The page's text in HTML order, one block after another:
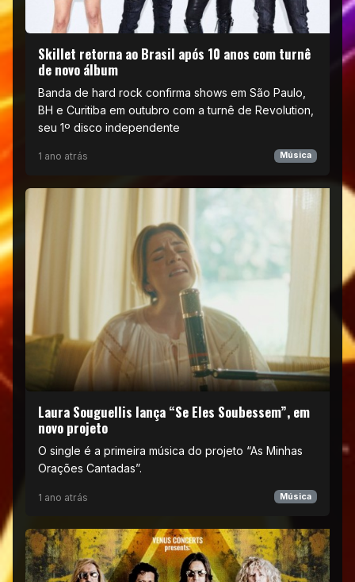
Skillet retorna ao Brasil após 10 anos com turnê
de novo álbum
Banda de hard rock confirma shows em São Paulo,
BH e Curitiba em outubro com a turnê de Revolution,
seu 1º disco independente
1 ano atrás Música
Laura Souguellis lança “Se Eles Soubessem”, em
novo projeto
O single é a primeira música do projeto “As Minhas
Orações Cantadas”.
1 ano atrás Música